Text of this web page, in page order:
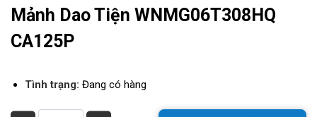
Mảnh Dao Tiện WNMG06T308HQ
CA125P
Tình trạng: Đang có hàng